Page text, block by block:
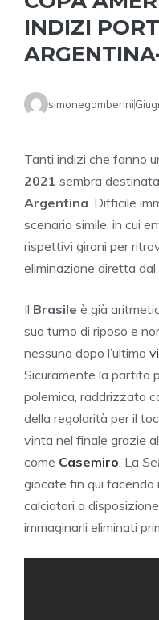
INDIZI
simonegamberini
Tanti indizi che fanno
2021 sembra
Argentina. Difficile
scenario simile, in cui
rispettivi gironi per
eliminazione diretta
Il Brasile è già
suo turno di riposo e
nessuno dopo l’ultima
Sicuramente la partita
polemica, raddrizzata
della regolarità per il
vinta nel finale grazie
come Casemiro. La
giocate fin qui
calciatori a
immaginarli eliminati